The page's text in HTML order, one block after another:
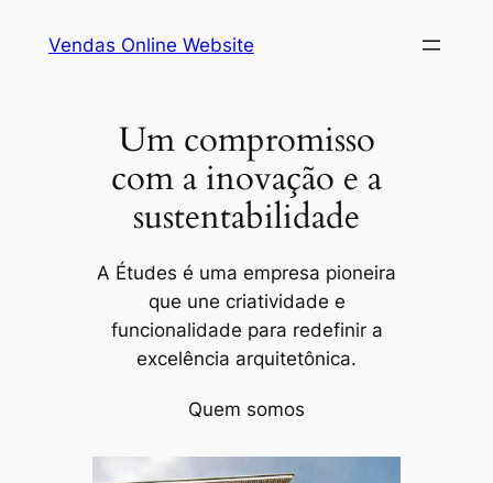
Vendas Online Website
Um compromisso
com a inovação e a
sustentabilidade
A Études é uma empresa pioneira
que une criatividade e
funcionalidade para redefinir a
excelência arquitetônica.
Quem somos